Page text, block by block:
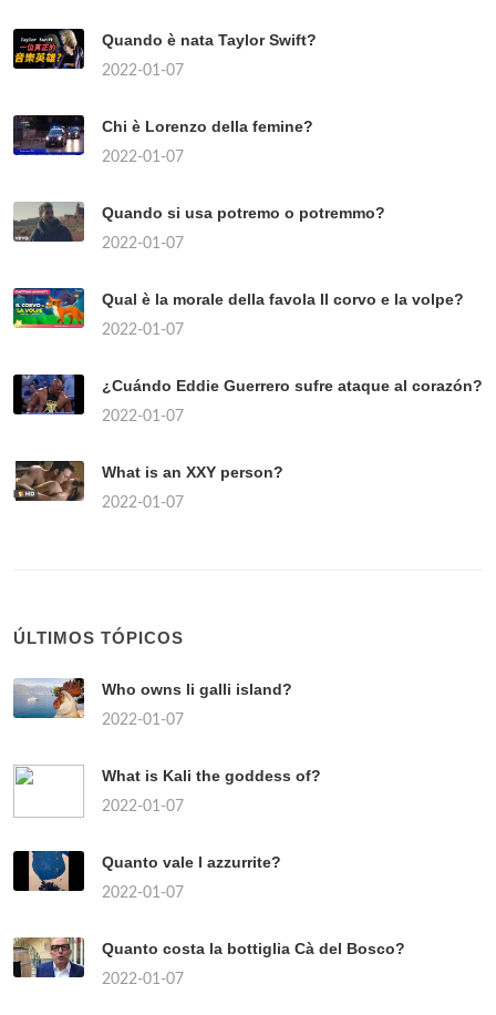
Quando è nata Taylor Swift?
2022-01-07
Chi è Lorenzo della femine?
2022-01-07
Quando si usa potremo o potremmo?
2022-01-07
Qual è la morale della favola Il corvo e la volpe?
2022-01-07
¿Cuándo Eddie Guerrero sufre ataque al corazón?
2022-01-07
What is an XXY person?
2022-01-07
ÚLTIMOS TÓPICOS
Who owns li galli island?
2022-01-07
What is Kali the goddess of?
2022-01-07
Quanto vale l azzurrite?
2022-01-07
Quanto costa la bottiglia Cà del Bosco?
2022-01-07